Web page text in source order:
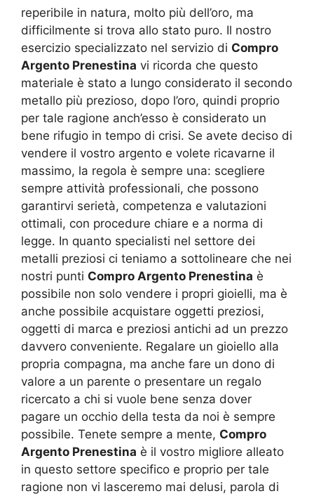
reperibile in natura, molto più dell’oro, ma
difficilmente si trova allo stato puro. Il nostro
esercizio specializzato nel servizio di Compro
Argento Prenestina vi ricorda che questo
materiale è stato a lungo considerato il secondo
metallo più prezioso, dopo l’oro, quindi proprio
per tale ragione anch’esso è considerato un
bene rifugio in tempo di crisi. Se avete deciso di
vendere il vostro argento e volete ricavarne il
massimo, la regola è sempre una: scegliere
sempre attività professionali, che possono
garantirvi serietà, competenza e valutazioni
ottimali, con procedure chiare e a norma di
legge. In quanto specialisti nel settore dei
metalli preziosi ci teniamo a sottolineare che nei
nostri punti Compro Argento Prenestina è
possibile non solo vendere i propri gioielli, ma è
anche possibile acquistare oggetti preziosi,
oggetti di marca e preziosi antichi ad un prezzo
davvero conveniente. Regalare un gioiello alla
propria compagna, ma anche fare un dono di
valore a un parente o presentare un regalo
ricercato a chi si vuole bene senza dover
pagare un occhio della testa da noi è sempre
possibile. Tenete sempre a mente, Compro
Argento Prenestina è il vostro migliore alleato
in questo settore specifico e proprio per tale
ragione non vi lasceremo mai delusi, parola di